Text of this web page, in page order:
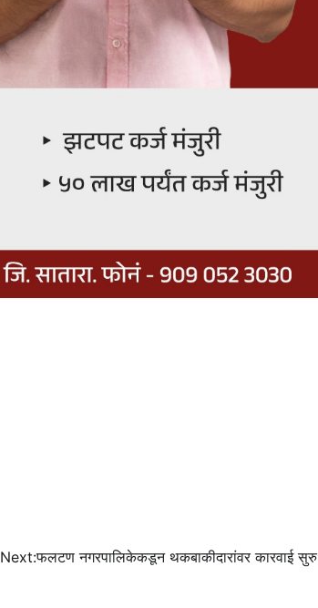
Next:फलटण नगरपालिकेकडून थकबाकीदारांवर कारवाई सुरु